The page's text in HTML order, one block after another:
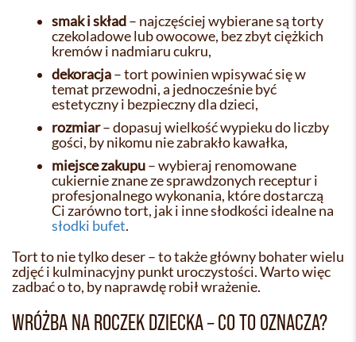
smak i skład– najczęściej wybierane są torty
czekoladowe lub owocowe, bez zbyt ciężkich
kremów i nadmiaru cukru,
dekoracja– tort powinien wpisywać się w
temat przewodni, a jednocześnie być
estetyczny i bezpieczny dla dzieci,
rozmiar– dopasuj wielkość wypieku do liczby
gości, by nikomu nie zabrakło kawałka,
miejsce zakupu– wybieraj renomowane
cukiernie znane ze sprawdzonych receptur i
profesjonalnego wykonania, które dostarczą
Ci zarówno tort, jak i inne słodkości idealne na
słodki bufet.
Tort to nie tylko deser – to także główny bohater wielu
zdjęć i kulminacyjny punkt uroczystości. Warto więc
zadbać o to, by naprawdę robił wrażenie.
WRÓŻBA NA ROCZEK DZIECKA – CO TO OZNACZA?